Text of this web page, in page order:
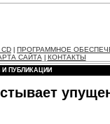
ПРОГРАММНОЕ
САЙТА| КОНТАКТЫ
И ПУБЛИКАЦИИ